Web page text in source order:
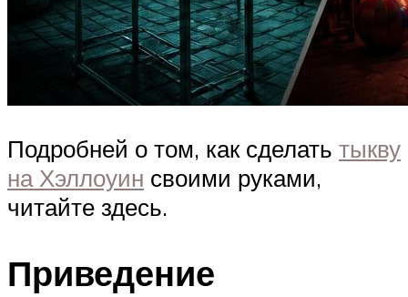
Подробней о том, как сделать тыкву
на Хэллоуин своими руками,
читайте здесь.
Приведение